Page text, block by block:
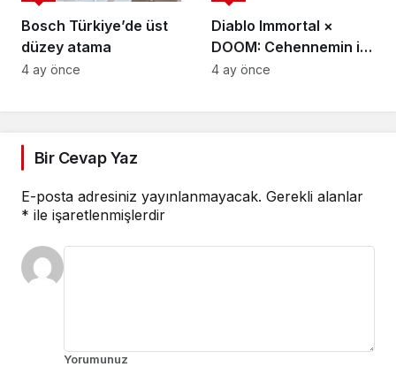
Bosch Türkiye’de üst
düzey atama
4 ay önce
Diablo Immortal ×
DOOM: Cehennemin iki
efsanevi vizyonu
4 ay önce
Bir Cevap Yaz
E-posta adresiniz yayınlanmayacak. Gerekli alanlar
* ile işaretlenmişlerdir
Yorumunuz